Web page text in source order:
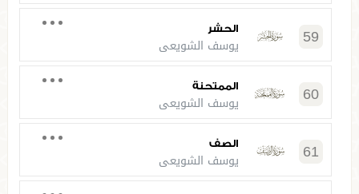
59 الحشر
يوسف الشويعي
60 الممتحنة
يوسف الشويعي
61 الصف
يوسف الشويعي